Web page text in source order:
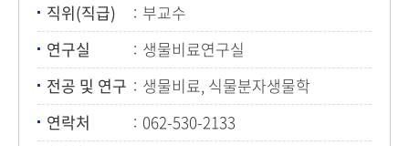
직위(직급)
부교수
연구실
생물비료연구실
전공 및 연구
생물비료, 식물분자생물학
연락처
062-530-2133